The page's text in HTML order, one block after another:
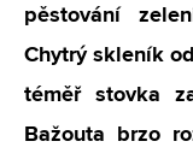
pěstování
Chytrý skleník
téměř stovka
Bažouta brzo